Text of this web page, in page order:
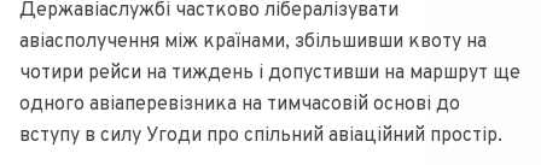
Державіаслужбі частково лібералізувати
авіасполучення між країнами, збільшивши квоту на
чотири рейси на тиждень і допустивши на маршрут ще
одного авіаперевізника на тимчасовій основі до
вступу в силу Угоди про спільний авіаційний простір.